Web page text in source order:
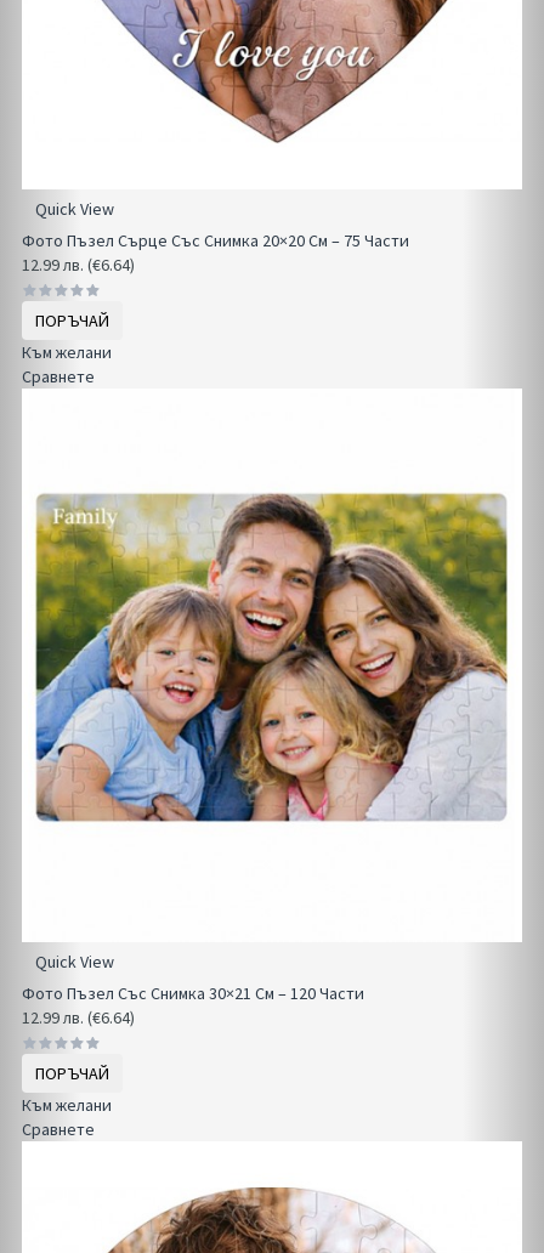
Quick View
Фото Пъзел Сърце Със Снимка 20×20 См – 75 Части
12.99 лв. (€6.64)
ПОРЪЧАЙ
Към желани
Сравнете
Quick View
Фото Пъзел Със Снимка 30×21 См – 120 Части
12.99 лв. (€6.64)
ПОРЪЧАЙ
Към желани
Сравнете